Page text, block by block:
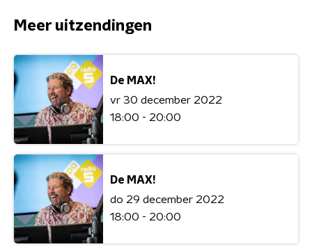
Meer uitzendingen
De MAX!
vr 30 december 2022
18:00 - 20:00
De MAX!
do 29 december 2022
18:00 - 20:00